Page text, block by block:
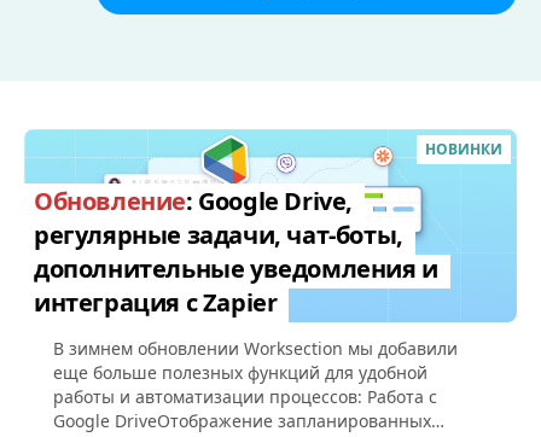
НОВИНКИ
Обновление: Google Drive,
регулярные задачи, чат-боты,
дополнительные уведомления и
интеграция с Zapier
В зимнем обновлении Worksection мы добавили
еще больше полезных функций для удобной
работы и автоматизации процессов: Работа с
Google DriveОтображение запланированных